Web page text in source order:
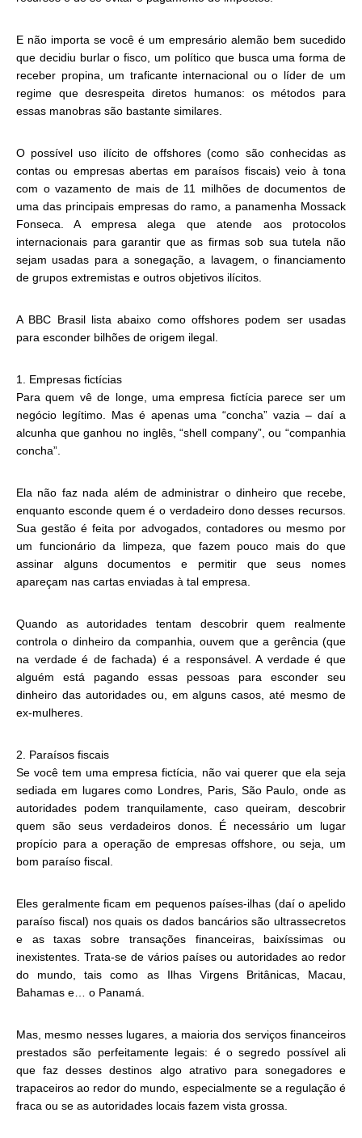
E não importa se você é um empresário alemão bem sucedido
que decidiu burlar o fisco, um político que busca uma forma de
receber propina, um traficante internacional ou o líder de um
regime que desrespeita diretos humanos: os métodos para
essas manobras são bastante similares.
O possível uso ilícito de offshores (como são conhecidas as
contas ou empresas abertas em paraísos fiscais) veio à tona
com o vazamento de mais de 11 milhões de documentos de
uma das principais empresas do ramo, a panamenha Mossack
Fonseca. A empresa alega que atende aos protocolos
internacionais para garantir que as firmas sob sua tutela não
sejam usadas para a sonegação, a lavagem, o financiamento
de grupos extremistas e outros objetivos ilícitos.
A BBC Brasil lista abaixo como offshores podem ser usadas
para esconder bilhões de origem ilegal.
1. Empresas fictícias
Para quem vê de longe, uma empresa fictícia parece ser um
negócio legítimo. Mas é apenas uma “concha” vazia – daí a
alcunha que ganhou no inglês, “shell company”, ou “companhia
concha”.
Ela não faz nada além de administrar o dinheiro que recebe,
enquanto esconde quem é o verdadeiro dono desses recursos.
Sua gestão é feita por advogados, contadores ou mesmo por
um funcionário da limpeza, que fazem pouco mais do que
assinar alguns documentos e permitir que seus nomes
apareçam nas cartas enviadas à tal empresa.
Quando as autoridades tentam descobrir quem realmente
controla o dinheiro da companhia, ouvem que a gerência (que
na verdade é de fachada) é a responsável. A verdade é que
alguém está pagando essas pessoas para esconder seu
dinheiro das autoridades ou, em alguns casos, até mesmo de
ex-mulheres.
2. Paraísos fiscais
Se você tem uma empresa fictícia, não vai querer que ela seja
sediada em lugares como Londres, Paris, São Paulo, onde as
autoridades podem tranquilamente, caso queiram, descobrir
quem são seus verdadeiros donos. É necessário um lugar
propício para a operação de empresas offshore, ou seja, um
bom paraíso fiscal.
Eles geralmente ficam em pequenos países-ilhas (daí o apelido
paraíso fiscal) nos quais os dados bancários são ultrassecretos
e as taxas sobre transações financeiras, baixíssimas ou
inexistentes. Trata-se de vários países ou autoridades ao redor
do mundo, tais como as Ilhas Virgens Britânicas, Macau,
Bahamas e… o Panamá.
Mas, mesmo nesses lugares, a maioria dos serviços financeiros
prestados são perfeitamente legais: é o segredo possível ali
que faz desses destinos algo atrativo para sonegadores e
trapaceiros ao redor do mundo, especialmente se a regulação é
fraca ou se as autoridades locais fazem vista grossa.